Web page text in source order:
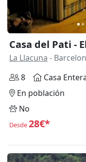
Casa del Pati -
La Llacuna -
8
Casa
En población
No
Desde28€*